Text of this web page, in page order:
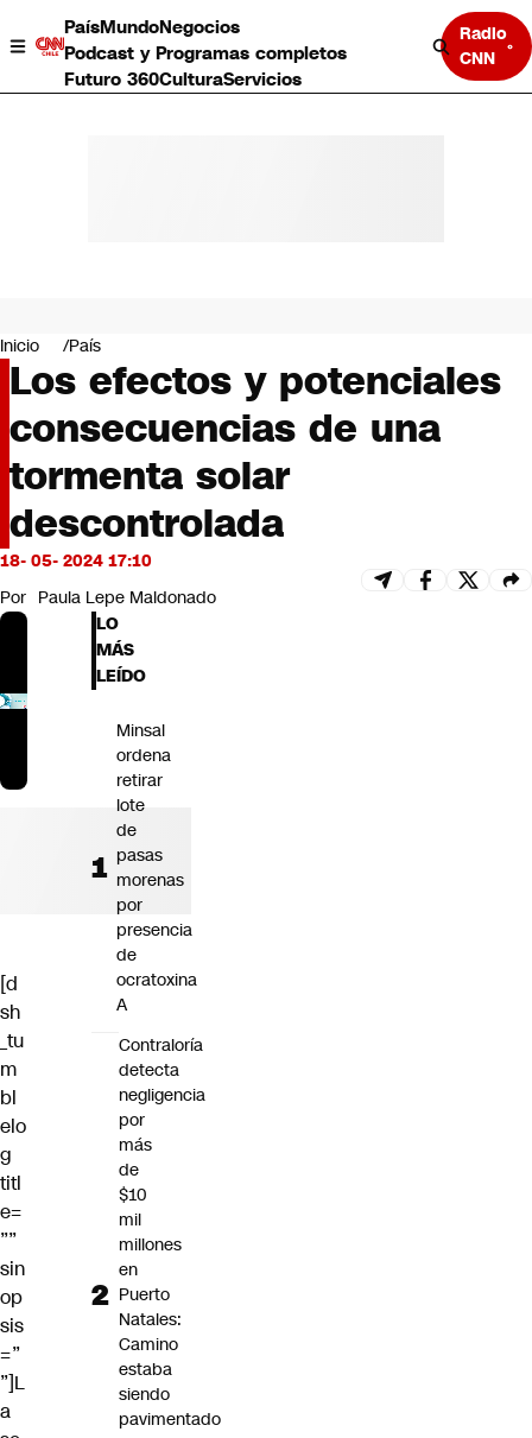
PaísMundoNegocios
Podcast y Programas completos
Futuro 360CulturaServicios
Radio
CNN
Negocios
Deportes
Programas completos
Cultura
Servicios
Bits
CNN tiempo
Futuro 360
Inicio País
Los efectos y potenciales
consecuencias de una
tormenta solar
descontrolada
18- 05- 2024 17:10
Por Paula Lepe Maldonado
[d
sh
_tu
m
bl
elo
g
titl
e=
””
sin
op
sis
=”
”]L
a
LO
MÁS
LEÍDO
Minsal
ordena
retirar
lote
de
pasas
morenas
por
presencia
de
ocratoxina
A
Contraloría
detecta
negligencia
por
más
de
$10
mil
millones
en
Puerto
Natales:
Camino
estaba
siendo
pavimentado